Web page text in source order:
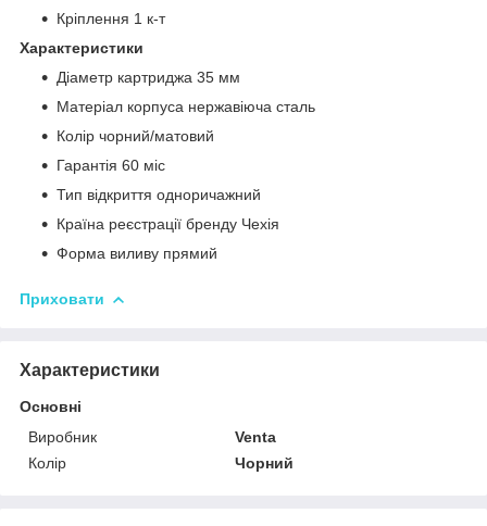
Кріплення 1 к-т
Характеристики
Діаметр картриджа 35 мм
Матеріал корпуса нержавіюча сталь
Колір чорний/матовий
Гарантія 60 міс
Тип відкриття одноричажний
Країна реєстрації бренду Чехія
Форма виливу прямий
Приховати
Характеристики
Основні
Виробник
Venta
Колір
Чорний